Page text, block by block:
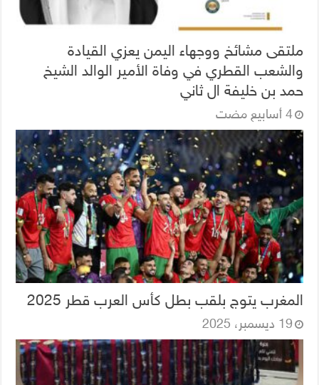
ملتقى مشائخ ووجهاء اليمن يعزي القيادة
والشعب القطري في وفاة الأمير الوالد الشيخ
حمد بن خليفة ال ثاني
‏4 أسابيع مضت
المغرب يتوج بلقب بطل كأس العرب قطر 2025
19 ديسمبر، 2025